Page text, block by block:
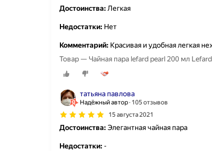
Достоинства:Легкая
Недостатки: Нет
Комментарий: Красивая и удобная легкая
Товар — Чайная пара lefard pearl 200 мл
татьяна павлова
Надёжный автор 105 отзывов
15 августа 2021
Достоинства:Элегантная чайная пара
Недостатки:-